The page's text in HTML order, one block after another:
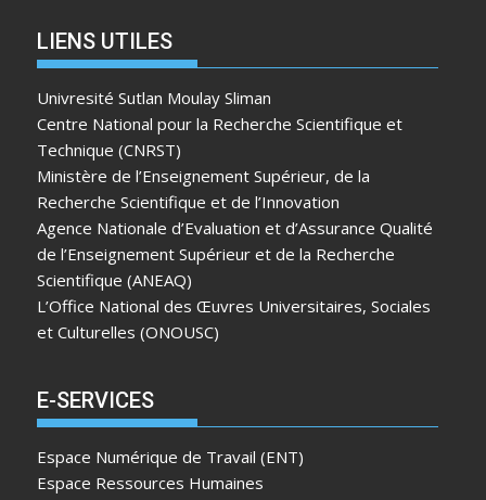
LIENS UTILES
Univresité Sutlan Moulay Sliman
Centre National pour la Recherche Scientifique et
Technique (CNRST)
Ministère de l’Enseignement Supérieur, de la
Recherche Scientifique et de l’Innovation
Agence Nationale d’Evaluation et d’Assurance Qualité
de l’Enseignement Supérieur et de la Recherche
Scientifique (ANEAQ)
L’Office National des Œuvres Universitaires, Sociales
et Culturelles (ONOUSC)
E-SERVICES
Espace Numérique de Travail (ENT)
Espace Ressources Humaines